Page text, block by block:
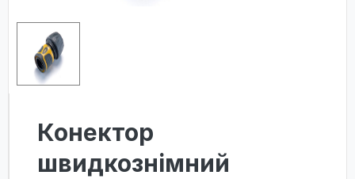
Конектор
швидкознімний